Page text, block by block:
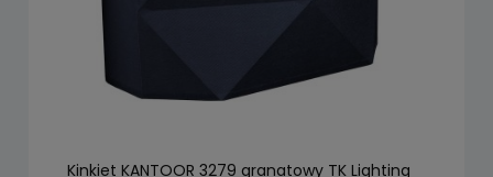
Kinkiet KANTOOR 3279 granatowy TK Lighting